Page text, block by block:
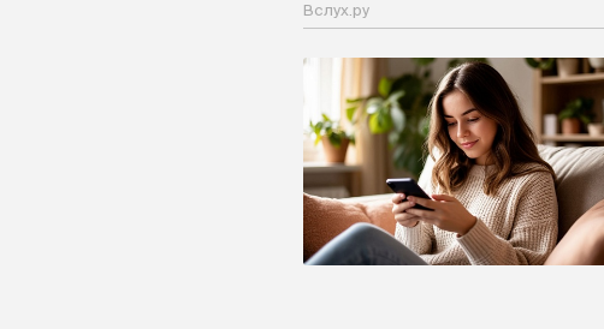
Вслух.ру